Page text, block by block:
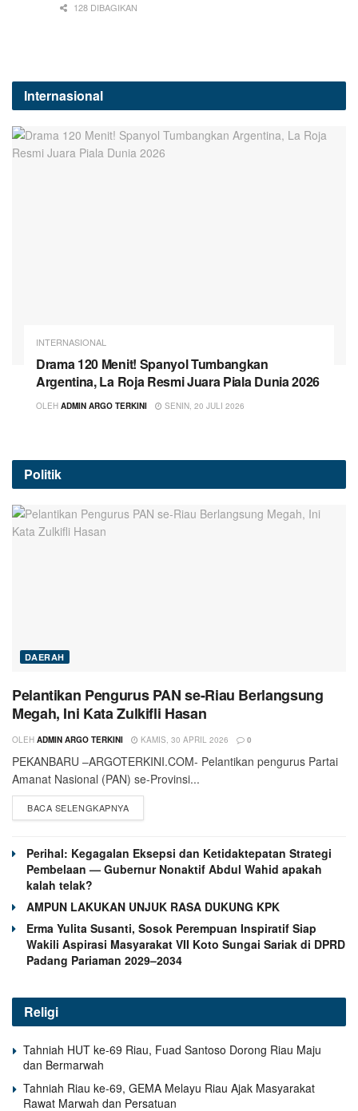
128 DIBAGIKAN
Internasional
INTERNASIONAL
Drama 120 Menit! Spanyol Tumbangkan
Argentina, La Roja Resmi Juara Piala Dunia 2026
OLEH ADMIN ARGO TERKINI SENIN, 20 JULI 2026
Politik
DAERAH
Pelantikan Pengurus PAN se-Riau Berlangsung
Megah, Ini Kata Zulkifli Hasan
OLEH ADMIN ARGO TERKINI KAMIS, 30 APRIL 2026 0
PEKANBARU –ARGOTERKINI.COM- Pelantikan pengurus Partai
Amanat Nasional (PAN) se-Provinsi...
BACA SELENGKAPNYA
Perihal: Kegagalan Eksepsi dan Ketidaktepatan Strategi
Pembelaan — Gubernur Nonaktif Abdul Wahid apakah
kalah telak?
AMPUN LAKUKAN UNJUK RASA DUKUNG KPK
Erma Yulita Susanti, Sosok Perempuan Inspiratif Siap
Wakili Aspirasi Masyarakat VII Koto Sungai Sariak di DPRD
Padang Pariaman 2029–2034
Religi
Tahniah HUT ke-69 Riau, Fuad Santoso Dorong Riau Maju
dan Bermarwah
Tahniah Riau ke-69, GEMA Melayu Riau Ajak Masyarakat
Rawat Marwah dan Persatuan